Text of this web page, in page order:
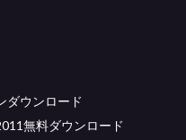
ダウンロード
無料ダウンロード